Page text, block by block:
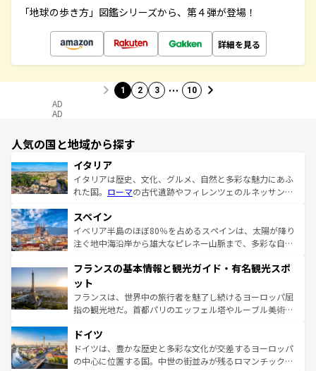
「地球の歩き方」図鑑シリーズから、第４弾が登場！
詳細を見る
1 2 3 … 10
AD
AD
人気の国と地域から探す
イタリア
イタリアは歴史、文化、グルメ、自然と多彩な魅力にあふ
れた国。 ローマの古代遺跡やフィレンツェのルネッサンス
ろん、トスカーナの美しい田園風景やアマルフィ海岸の絶
景など、自然景観も見逃せない。観光の合間には、本場の
ピザやパスタなど、絶品のイタリア料理を堪能することも
ませてくれるイタリアで、忘れられない旅をしてみよう！
なお、新着のイタリア情報は
しい。
スペイン
イベリア半島のほぼ80％を占めるスペインは、太陽が降り
注ぐ地中海沿岸から雄大なピレネー山脈まで、多彩な自然
文化が根付くこの国では、情熱的なフラメンコ、熱気あふ
れる闘牛、そして美味しいタパスが生活の一部となってい
る。首都マドリードの洗練された雰囲気や、バルセロナの
アートに溢れた街角から、地方では古代ローマ遺跡や中世
せる。地方によって風土や気候が異なるスペインはその個
性で訪れる人を魅了する。 なお、新着のスペイン情報は コ
ンテンツ一覧を参照してほしい。
フランスの基本情報と観光ガイド・有名観光スポ
ット
フランスは、世界中の旅行者を魅了し続けるヨーロッパ屈
指の観光地だ。首都パリのエッフェル塔やルーブル美術館
で、幅広い魅力が詰まっている。華麗な宮殿、歴史的な大
聖堂、美しいビーチ、そして豊かな自然が、訪れる者を心
から魅了する。また、フランスは美食の国としても知ら
ドイツ
ドイツは、豊かな歴史と多彩な文化が交差するヨーロッパ
の中心に位置する国。中世の街並みが残るロマンチック街